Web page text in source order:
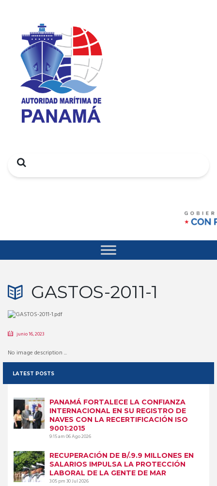
Search
GASTOS-2011-1
junio 16, 2023
No image description ...
LATEST POSTS
PANAMÁ FORTALECE LA CONFIANZA
INTERNACIONAL EN SU REGISTRO DE
NAVES CON LA RECERTIFICACIÓN ISO
9001:2015
9:15 am06 Ago 2026
RECUPERACIÓN DE B/.9.9 MILLONES EN
SALARIOS IMPULSA LA PROTECCIÓN
LABORAL DE LA GENTE DE MAR
3:05 pm30 Jul 2026